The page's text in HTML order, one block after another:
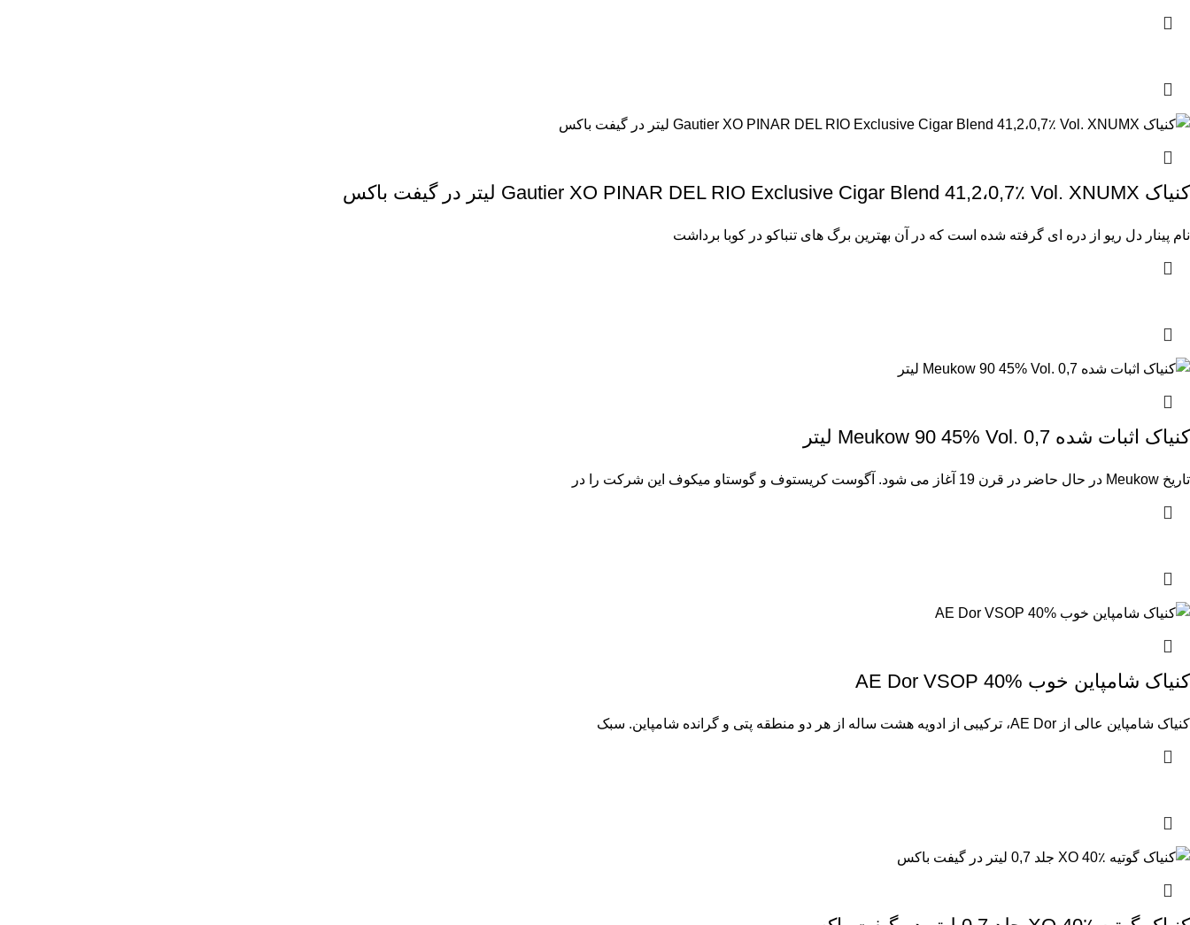
کنیاک Gautier XO PINAR DEL RIO Exclusive Cigar Blend 41,2،0,7٪ Vol. XNUMX لیتر در گیفت باکس
نام پینار دل ریو از دره ای گرفته شده است که در آن بهترین برگ های تنباکو در کوبا برداشت
کنیاک اثبات شده Meukow 90 45% Vol. 0,7 لیتر
تاریخ Meukow در حال حاضر در قرن 19 آغاز می شود. آگوست کریستوف و گوستاو میکوف این شرکت را در
کنیاک شامپاین خوب AE Dor VSOP 40%
کنیاک شامپاین عالی از AE Dor، ترکیبی از ادویه هشت ساله از هر دو منطقه پتی و گرانده شامپاین. سبک